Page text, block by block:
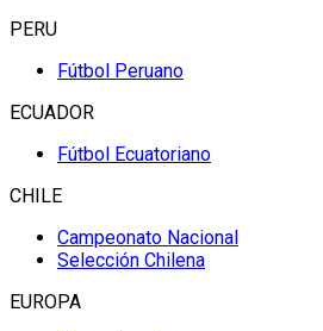
PERU
Fútbol Peruano
ECUADOR
Fútbol Ecuatoriano
CHILE
Campeonato Nacional
Selección Chilena
EUROPA